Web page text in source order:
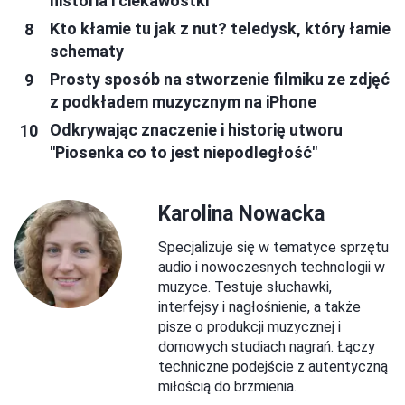
Kto kłamie tu jak z nut? teledysk, który łamie
schematy
Prosty sposób na stworzenie filmiku ze zdjęć
z podkładem muzycznym na iPhone
Odkrywając znaczenie i historię utworu
"Piosenka co to jest niepodległość"
Karolina Nowacka
Specjalizuje się w tematyce sprzętu
audio i nowoczesnych technologii w
muzyce. Testuje słuchawki,
interfejsy i nagłośnienie, a także
pisze o produkcji muzycznej i
domowych studiach nagrań. Łączy
techniczne podejście z autentyczną
miłością do brzmienia.